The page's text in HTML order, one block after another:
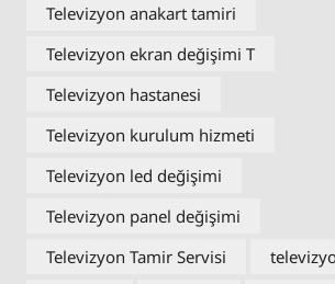
Televizyon anakart tamiri
Televizyon ekran değişimi T
Televizyon hastanesi
Televizyon kurulum hizmeti
Televizyon led değişimi
Televizyon panel değişimi
Televizyon Tamir Servisi